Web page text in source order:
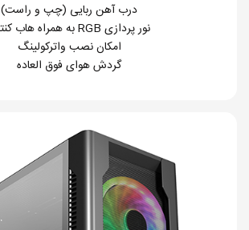
درب آهن ربایی (چپ و راست)
نور پردازی RGB به همراه هاب کنترلر
امکان نصب واترکولینگ
گردش هوای فوق العاده